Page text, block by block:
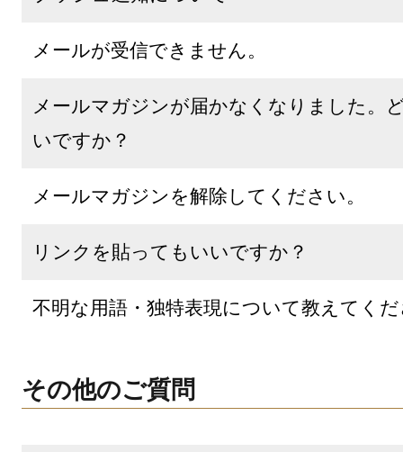
メールが受信できません。
メールマガジンが届かなくなりました。
いですか？
メールマガジンを解除してください。
リンクを貼ってもいいですか？
不明な用語・独特表現について教えてく
その他のご質問